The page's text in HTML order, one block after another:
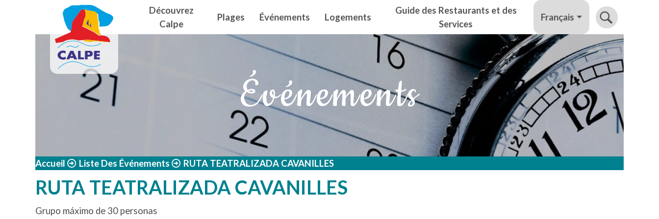
Aller au contenu principal Navegación principal
Découvrez
Calpe
Plages Événements Logements
Guide des Restaurants et des
Services
Français
Événements
Accueil Liste Des Événements RUTA TEATRALIZADA CAVANILLES
RUTA TEATRALIZADA CAVANILLES
Grupo máximo de 30 personas